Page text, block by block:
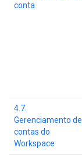
conta
4.7.
Gerenciamento de
contas do
Workspace